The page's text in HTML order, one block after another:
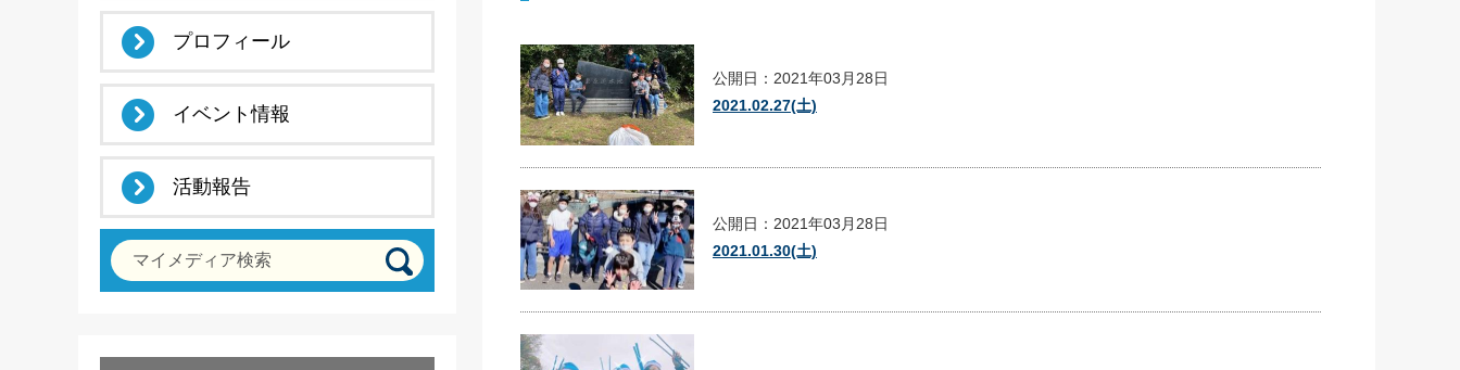
公開日：2021年03月28日
2021.02.27(土)
公開日：2021年03月28日
2021.01.30(土)
プロフィール
イベント情報
活動報告
マイメディア検索